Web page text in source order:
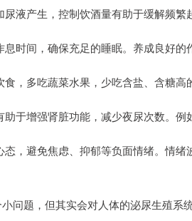
液产生，控制饮酒量有助于缓解频繁
时间，确保充足的睡眠。养成良好的
，多吃蔬菜水果，少吃含盐、含糖高
于增强肾脏功能，减少夜尿次数。例
，避免焦虑、抑郁等负面情绪。情
问题，但其实会对人体的泌尿生殖系